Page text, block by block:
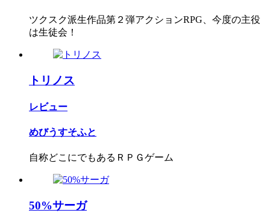
ツクスク派生作品第２弾アクションRPG、今度の主役
は生徒会！
トリノス
レビュー
めびうすそふと
自称どこにでもあるＲＰＧゲーム
50%サーガ